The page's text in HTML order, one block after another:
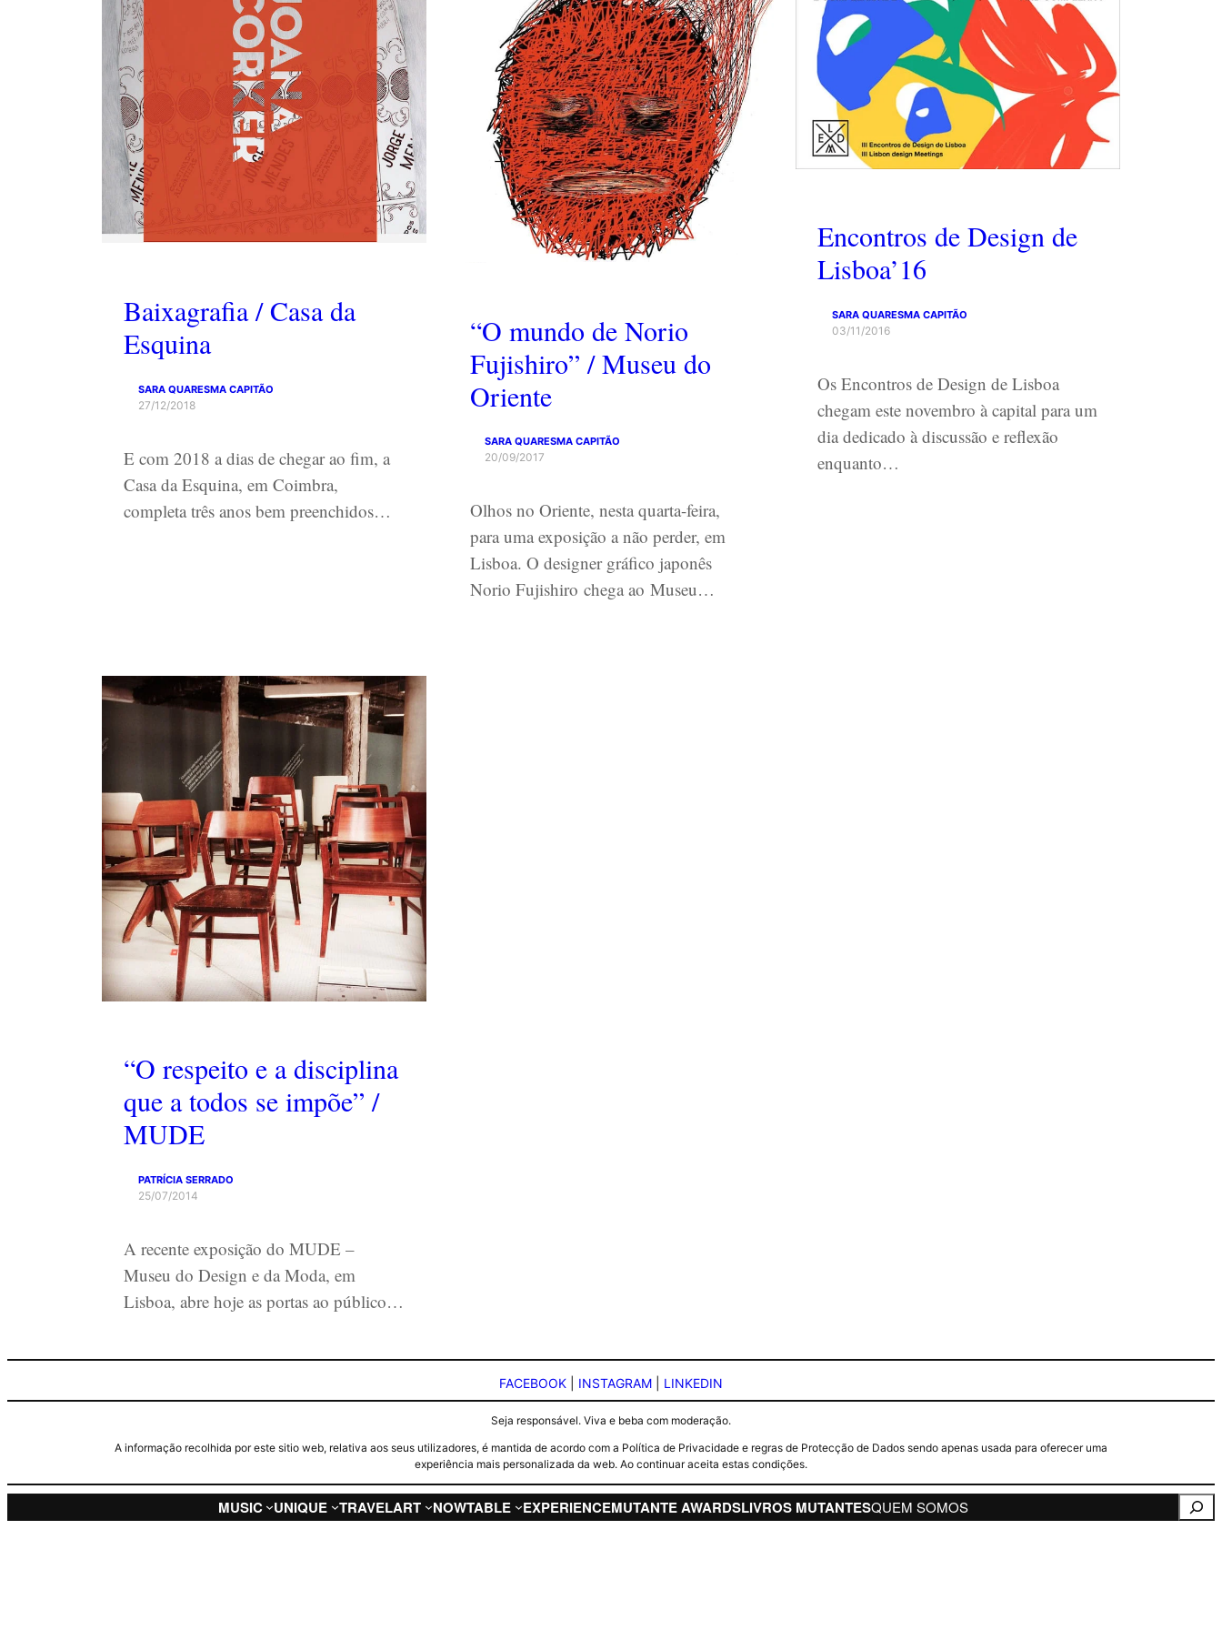
Baixagrafia / Casa da
Esquina
SARA QUARESMA CAPITÃO
27/12/2018
E com 2018 a dias de chegar ao fim, a
Casa da Esquina, em Coimbra,
completa três anos bem preenchidos…
“O mundo de Norio
Fujishiro” / Museu do
Oriente
SARA QUARESMA CAPITÃO
20/09/2017
Olhos no Oriente, nesta quarta-feira,
para uma exposição a não perder, em
Lisboa. O designer gráfico japonês
Norio Fujishiro chega ao Museu…
Encontros de Design de
Lisboa’16
SARA QUARESMA CAPITÃO
03/11/2016
Os Encontros de Design de Lisboa
chegam este novembro à capital para um
dia dedicado à discussão e reflexão
enquanto…
“O respeito e a disciplina
que a todos se impõe” /
MUDE
PATRÍCIA SERRADO
25/07/2014
A recente exposição do MUDE –
Museu do Design e da Moda, em
Lisboa, abre hoje as portas ao público…
FACEBOOK INSTAGRAM LINKEDIN
Seja responsável. Viva e beba com moderação.
A informação recolhida por este sitio web, relativa aos seus utilizadores, é mantida de acordo com a Política de Privacidade e regras de Protecção de Dados sendo apenas usada para oferecer uma
experiência mais personalizada da web. Ao continuar aceita estas condições.
MUSIC UNIQUE TRAVELART NOWTABLE EXPERIENCEMUTANTE AWARDSLIVROS MUTANTESQUEM SOMOS